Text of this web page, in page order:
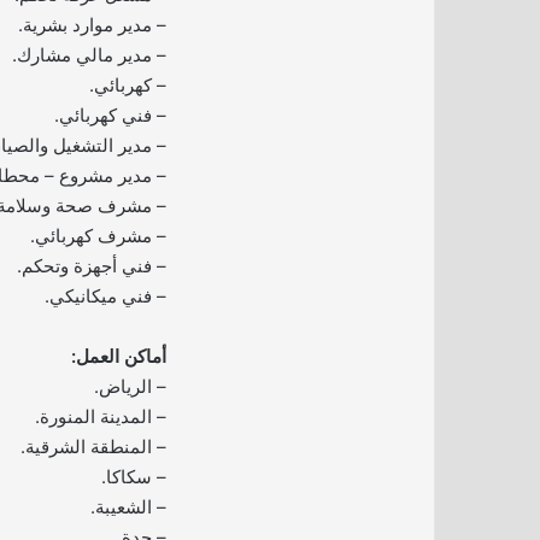
– مدير موارد بشرية.
– مدير مالي مشارك.
– كهربائي.
– فني كهربائي.
– مدير التشغيل
– مدير مشروع –
– مشرف صحة وسلامة
– مشرف كهربائي.
– فني أجهزة وتحكم.
– فني ميكانيكي.
أماكن العمل:
– الرياض.
– المدينة المنورة.
– المنطقة الشرقية.
– سكاكا.
– الشعيبة.